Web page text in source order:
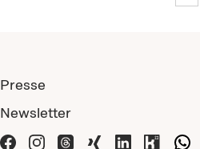
Presse
Newsletter